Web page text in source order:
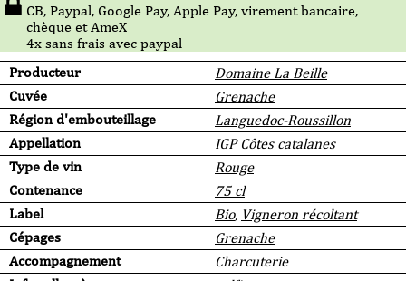
Producteur
Domaine La Beille
Cuvée
Grenache
Région d'embouteillage
Languedoc-Roussillon
Appellation
IGP Côtes catalanes
Type de vin
Rouge
Contenance
75 cl
Label
Bio, Vigneron récoltant
Cépages
Grenache
Accompagnement
Charcuterie
CB, Paypal, Google Pay, Apple Pay, virement bancaire,
chèque et AmeX
4x sans frais avec paypal